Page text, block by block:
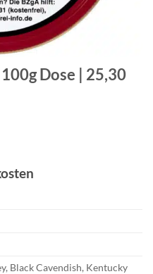
Dose | 25,30
Black Cavendish, Kentucky